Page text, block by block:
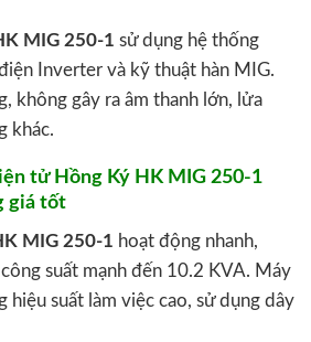
MIG 250-1 sử dụng hệ thống
Inverter và kỹ thuật hàn MIG.
không gây ra âm thanh lớn, lửa
khác.
tử Hồng Ký HK MIG 250-1
giá tốt
MIG 250-1 hoạt động nhanh,
suất mạnh đến 10.2 KVA. Máy
hiệu suất làm việc cao, sử dụng dây